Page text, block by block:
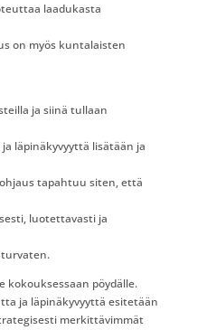
laadukasta
on myös kuntalaisten
ja siinä tullaan
läpinäkyvyyttä lisätään ja
tapahtuu siten, että
luotettavasti ja
kokouksessaan pöydälle.
ja läpinäkyvyyttä esitetään
merkittävimmät